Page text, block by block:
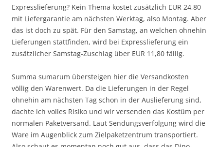
Expresslieferung? Kein Thema kostet zusätzlich EUR 24,80
mit Liefergarantie am nächsten Werktag, also Montag. Aber
das ist doch zu spät. Für den Samstag, an welchen ohnehin
Lieferungen stattfinden, wird bei Expresslieferung ein
zusätzlicher Samstag-Zuschlag über EUR 11,80 fällig.
Summa sumarum übersteigen hier die Versandkosten
völlig den Warenwert. Da die Lieferungen in der Regel
ohnehin am nächsten Tag schon in der Auslieferung sind,
dachte ich volles Risiko und wir versenden das Kostüm per
normalen Paketversand. Laut Sendungsverfolgung wird die
Ware im Augenblick zum Zielpaketzentrum transportiert.